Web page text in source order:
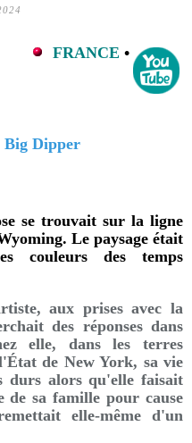
FRANCE •
se trouvait sur la ligne
Le paysage était
couleurs des temps
aux prises avec la
des réponses dans
elle, dans les terres
de New York, sa vie
durs alors qu'elle faisait
sa famille pour cause
elle-même d'un